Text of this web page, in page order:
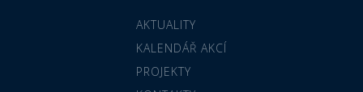
AKTUALITY
KALENDÁŘ AKCÍ
PROJEKTY